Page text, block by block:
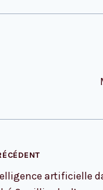
artificielle